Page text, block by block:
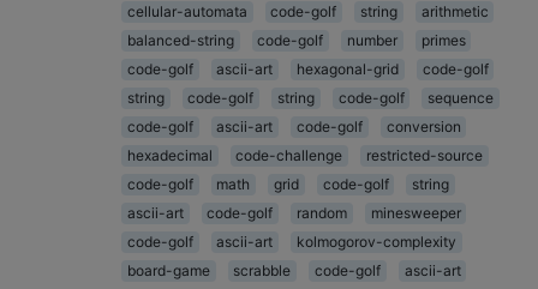
cellular-automata
code-golf string
arithmetic
balanced-string
code-golf number
primes
code-golf
ascii-art hexagonal-grid
code-golf
string
code-golf string code-golf
sequence
code-golf
ascii-art code-golf
conversion
hexadecimal
code-challenge
restricted-source
code-golf
math grid code-golf
string
ascii-art
code-golf random
minesweeper
code-golf
ascii-art
kolmogorov-complexity
board-game
scrabble code-golf
ascii-art